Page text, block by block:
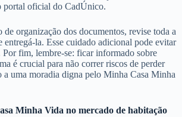
portal oficial do CadÚnico.
organização dos documentos, revise toda a
entregá-la. Esse cuidado adicional pode evitar
Por fim, lembre-se: ficar informado sobre
é crucial para não correr riscos de perder
a uma moradia digna pelo Minha Casa Minha
Minha Vida no mercado de habitação